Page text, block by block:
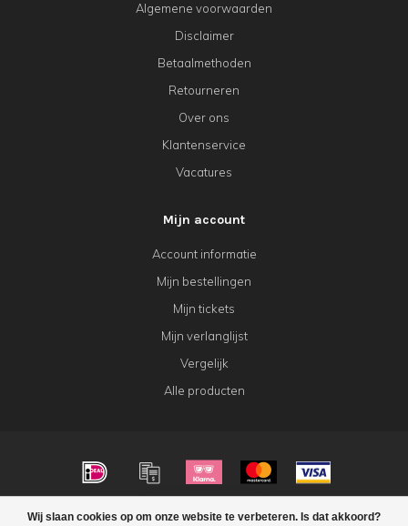
Wij slaan cookies op om onze website te verbeteren. Is dat akkoord?
Algemene voorwaarden
Disclaimer
Betaalmethoden
Retourneren
Over ons
Klantenservice
Vacatures
Mijn account
Account informatie
Mijn bestellingen
Mijn tickets
Mijn verlanglijst
Vergelijk
Alle producten
© Copyright 2026 KeK Horeca